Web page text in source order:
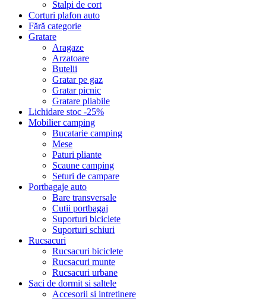
Stalpi de cort
Corturi plafon auto
Fără categorie
Gratare
Aragaze
Arzatoare
Butelii
Gratar pe gaz
Gratar picnic
Gratare pliabile
Lichidare stoc -25%
Mobilier camping
Bucatarie camping
Mese
Paturi pliante
Scaune camping
Seturi de campare
Portbagaje auto
Bare transversale
Cutii portbagaj
Suporturi biciclete
Suporturi schiuri
Rucsacuri
Rucsacuri biciclete
Rucsacuri munte
Rucsacuri urbane
Saci de dormit si saltele
Accesorii si intretinere